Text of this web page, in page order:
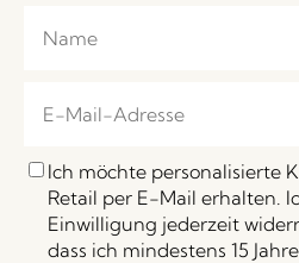
Ich möchte personalisierte
Retail per E-Mail erhalten.
Einwilligung jederzeit
dass ich mindestens 15